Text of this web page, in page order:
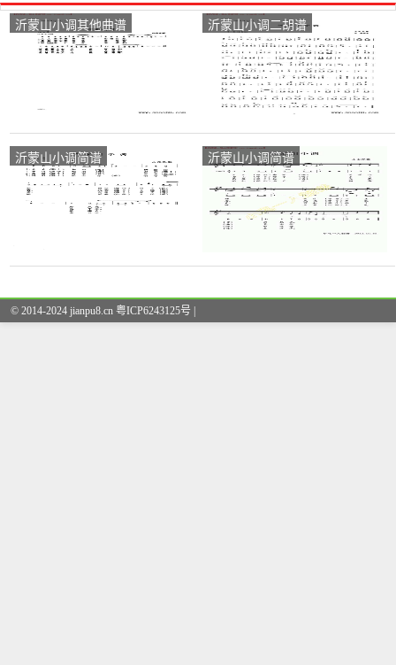
沂蒙山小调其他曲谱 沂蒙山小调二胡谱
沂蒙山小调简谱 沂蒙山小调简谱
© 2014-2024 jianpu8.cn 粤ICP6243125号 |